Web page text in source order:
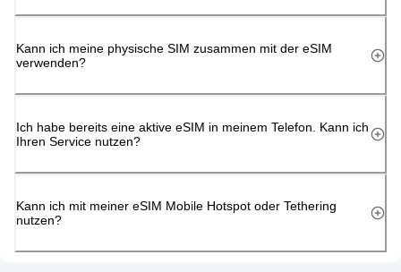
Kann ich meine physische SIM zusammen mit der eSIM
verwenden?
Ich habe bereits eine aktive eSIM in meinem Telefon. Kann ich
Ihren Service nutzen?
Kann ich mit meiner eSIM Mobile Hotspot oder Tethering
nutzen?